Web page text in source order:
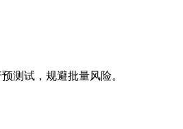
测试，规避批量风险。